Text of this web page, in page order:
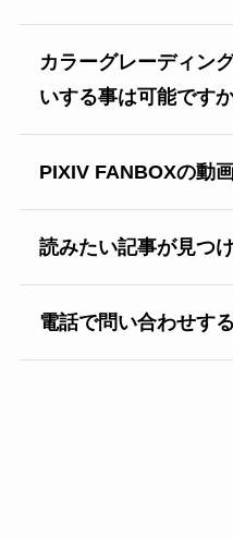
カラーグレーディン
いする事は可能です
PIXIV FANBOXの動
読みたい記事が見つ
電話で問い合わせす